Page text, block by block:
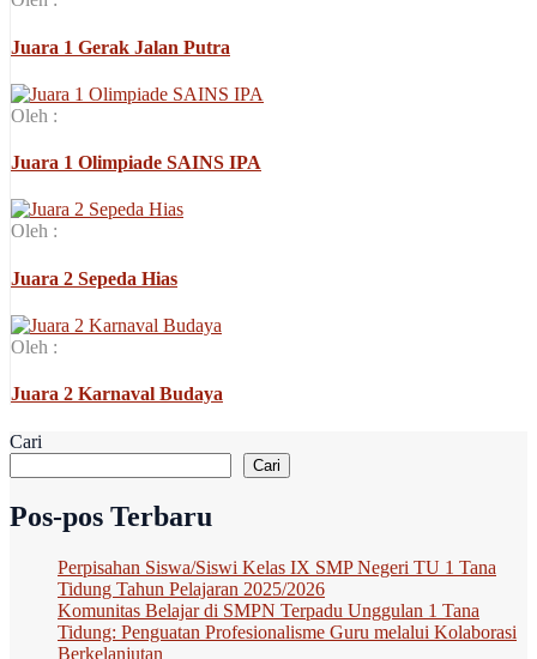
Juara 1 Gerak Jalan Putra
Oleh :
Juara 1 Olimpiade SAINS IPA
Oleh :
Juara 2 Sepeda Hias
Oleh :
Juara 2 Karnaval Budaya
Cari
Cari
Pos-pos Terbaru
Perpisahan Siswa/Siswi Kelas IX SMP Negeri TU 1 Tana
Tidung Tahun Pelajaran 2025/2026
Komunitas Belajar di SMPN Terpadu Unggulan 1 Tana
Tidung: Penguatan Profesionalisme Guru melalui Kolaborasi
Berkelanjutan